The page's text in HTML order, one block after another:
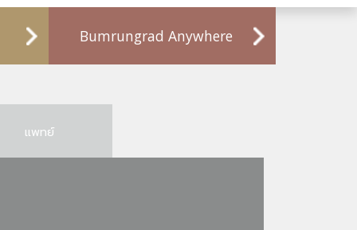
Bumrungrad Anywhere
แพทย์